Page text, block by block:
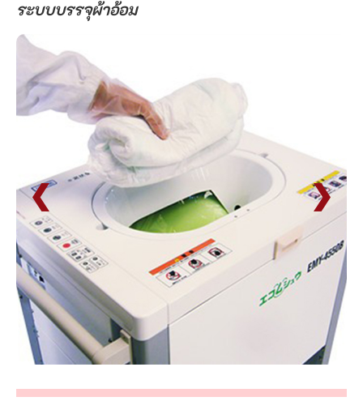
ระบบบรรจุผ้าอ้อม